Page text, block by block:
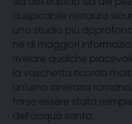
auspicabile restauro
uno studio più
ne di maggiori
rivelare qualche
la vaschetta ricorda
un’urna cineraria
forse essere stata
dell’acqua santa.